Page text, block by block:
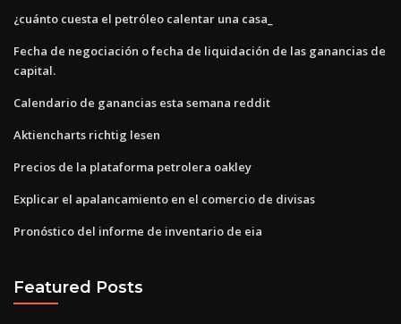
¿cuánto cuesta el petróleo calentar una casa_
Fecha de negociación o fecha de liquidación de las ganancias de
capital.
Calendario de ganancias esta semana reddit
Aktiencharts richtig lesen
Precios de la plataforma petrolera oakley
Explicar el apalancamiento en el comercio de divisas
Pronóstico del informe de inventario de eia
Featured Posts